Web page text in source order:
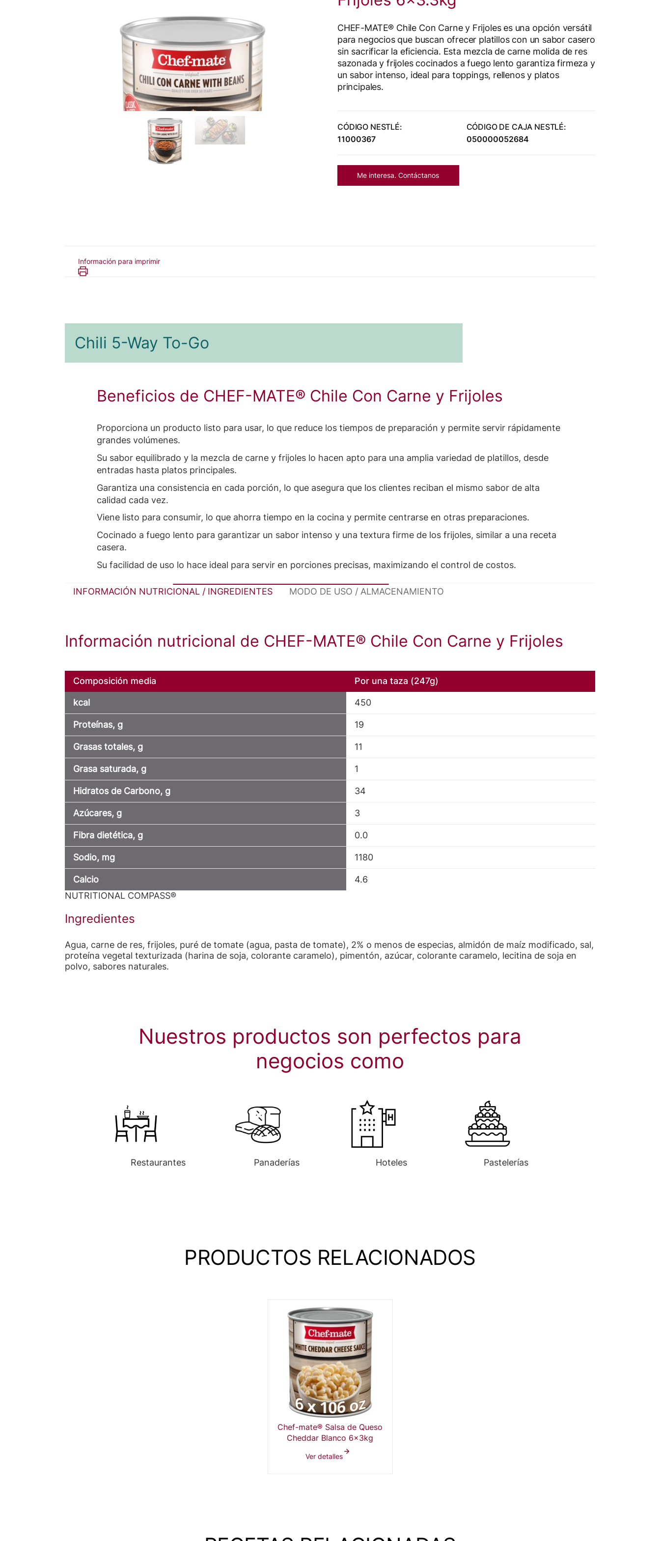
CHEF-MATE® Chile Con Carne y Frijoles es una opción versátil
para negocios que buscan ofrecer platillos con un sabor casero
sin sacrificar la eficiencia. Esta mezcla de carne molida de res
sazonada y frijoles cocinados a fuego lento garantiza firmeza y
un sabor intenso, ideal para toppings, rellenos y platos
principales.
CÓDIGO NESTLÉ:
11000367
CÓDIGO DE CAJA NESTLÉ:
050000052684
Me interesa. Contáctanos
Información para imprimir
Chili 5-Way To-Go
Beneficios de CHEF-MATE® Chile Con Carne y Frijoles
Proporciona un producto listo para usar, lo que reduce los tiempos de preparación y permite servir rápidamente
grandes volúmenes.
Su sabor equilibrado y la mezcla de carne y frijoles lo hacen apto para una amplia variedad de platillos, desde
entradas hasta platos principales.
Garantiza una consistencia en cada porción, lo que asegura que los clientes reciban el mismo sabor de alta
calidad cada vez.
Viene listo para consumir, lo que ahorra tiempo en la cocina y permite centrarse en otras preparaciones.
Cocinado a fuego lento para garantizar un sabor intenso y una textura firme de los frijoles, similar a una receta
casera.
Su facilidad de uso lo hace ideal para servir en porciones precisas, maximizando el control de costos.
INFORMACIÓN NUTRICIONAL / INGREDIENTES MODO DE USO / ALMACENAMIENTO
Información nutricional de CHEF-MATE® Chile Con Carne y Frijoles
Composición media Por una taza (247g)
kcal 450
Proteínas, g 19
Grasas totales, g 11
Grasa saturada, g 1
Hidratos de Carbono, g 34
Azúcares, g 3
Fibra dietética, g 0.0
Sodio, mg 1180
Calcio
4.6
NUTRITIONAL COMPASS®
Ingredientes
Agua, carne de res, frijoles, puré de tomate (agua, pasta de tomate), 2% o menos de especias, almidón de maíz modificado, sal,
proteína vegetal texturizada (harina de soja, colorante caramelo), pimentón, azúcar, colorante caramelo, lecitina de soja en
polvo, sabores naturales.
Nuestros productos son perfectos para
negocios como
Restaurantes Panaderías Hoteles Pastelerías
PRODUCTOS RELACIONADOS
Chef-mate® Salsa de Queso
Cheddar Blanco 6x3kg
Ver detalles